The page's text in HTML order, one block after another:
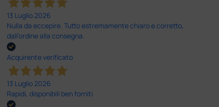
13 Luglio 2026
Nulla da eccepire. Tutto estremamente chiaro e corretto,
dall’ordine alla consegna.
Acquirente verificato
13 Luglio 2026
Rapidi, disponibili ben forniti